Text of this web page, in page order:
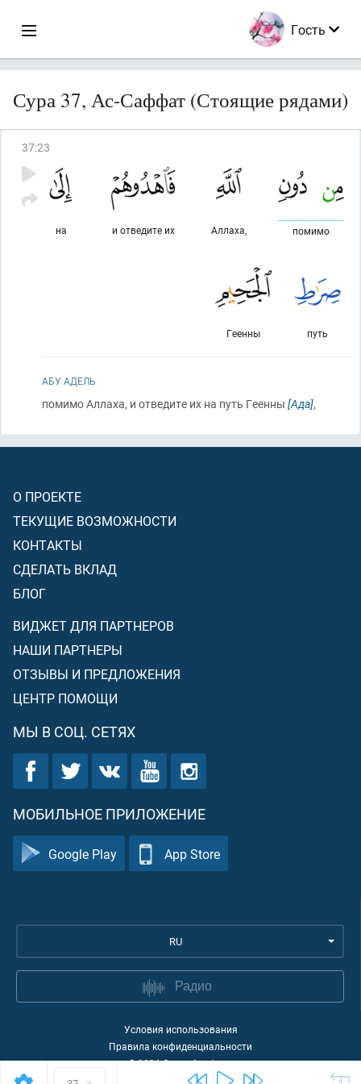
Гость
Сура 37, Ас-Саффат (Стоящие рядами)
37:23
помимо
Аллаха,
и отведите их
на
путь
Геенны
АБУ АДЕЛЬ
помимо Аллаха, и отведите их на путь Геенны [Ада],
О ПРОЕКТЕ
ТЕКУЩИЕ ВОЗМОЖНОСТИ
КОНТАКТЫ
СДЕЛАТЬ ВКЛАД
БЛОГ
ВИДЖЕТ ДЛЯ ПАРТНЕРОВ
НАШИ ПАРТНЕРЫ
ОТЗЫВЫ И ПРЕДЛОЖЕНИЯ
ЦЕНТР ПОМОЩИ
МЫ В СОЦ. СЕТЯХ
МОБИЛЬНОЕ ПРИЛОЖЕНИЕ
Google Play App Store
RU
Радио
Условия использования
Правила конфиденциальности
©2026Quran Academy